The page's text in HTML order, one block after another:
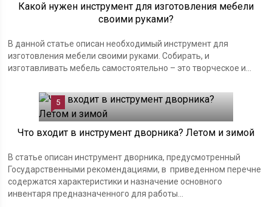
Какой нужен инструмент для изготовления мебели
своими руками?
В данной статье описан необходимый инструмент для
изготовления мебели своими руками. Собирать, и
изготавливать мебель самостоятельно – это творческое и...
5
Что входит в инструмент дворника? Летом и зимой
В статье описан инструмент дворника, предусмотренный
Государственными рекомендациями, в приведенном перечне
содержатся характеристики и назначение основного
инвентаря предназначенного для работы...